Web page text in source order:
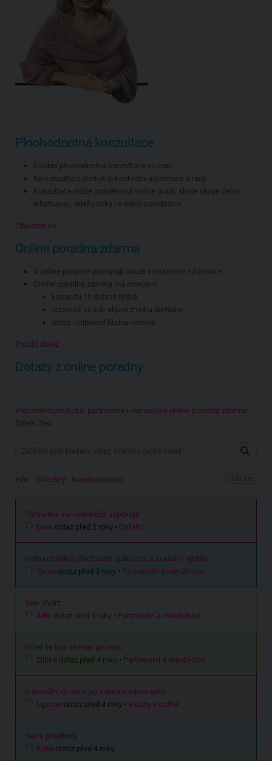
Plnohodnotná konzultace
Osobní plnohodnotná konzultace na míru
Na konzultaci poskytuji konkrétní informace a rady
Konzultace může proběhnout online (např. skrze skype nebo
whatsapp), telefonicky i v mých poradnách
Objednat se
Online poradna zdarma
V online poradně poskytuji pouze všeobecné informace
Online poradna zdarma má omezení:
kapacitu 10 dotazů týdně
odpověď se zde objeví zhruba do týdne
dotaz i odpověď budou veřejné
Položit dotaz
Dotazy z online poradny
Psychoterapeutická, partnerská i manželská online poradna zdarma ›
Štítek: Sex
Filtr: Všechny Neodpovězeno
Partnerka mě nedokáže uspokojit
Dam dotaz před 2 roky • Ostatní
Dotaz ohledně předčasné ejakulace a sexuální výdrže
Tpoet dotaz před 3 roky • Partnerství a manželství
Sex- Vydrž
Adle dotaz před 3 roky • Partnerství a manželství
Pritel se boji selhání pri sexu
Eliška dotaz před 4 roky • Partnerství a manželství
pubertální dcera a její vnímání sama sebe
lupumo dotaz před 4 roky • Vztahy v rodině
Sex s pritelkyni
Kuba dotaz před 4 roky